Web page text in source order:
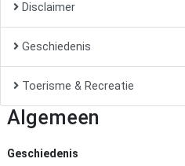
Disclaimer
Geschiedenis
Toerisme & Recreatie
Algemeen
Geschiedenis